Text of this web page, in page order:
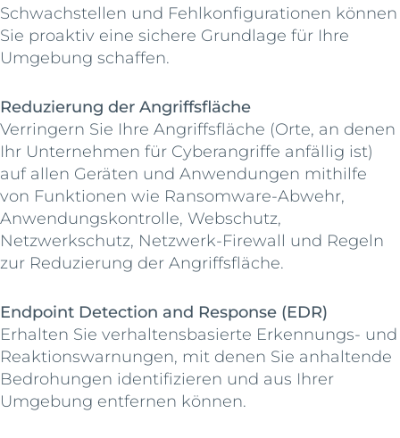
Schwachstellen und Fehlkonfigurationen können
Sie proaktiv eine sichere Grundlage für Ihre
Umgebung schaffen.
Reduzierung der Angriffsfläche
Verringern Sie Ihre Angriffsfläche (Orte, an denen
Ihr Unternehmen für Cyberangriffe anfällig ist)
auf allen Geräten und Anwendungen mithilfe
von Funktionen wie Ransomware-Abwehr,
Anwendungskontrolle, Webschutz,
Netzwerkschutz, Netzwerk-Firewall und Regeln
zur Reduzierung der Angriffsfläche.
Endpoint Detection and Response (EDR)
Erhalten Sie verhaltensbasierte Erkennungs- und
Reaktionswarnungen, mit denen Sie anhaltende
Bedrohungen identifizieren und aus Ihrer
Umgebung entfernen können.